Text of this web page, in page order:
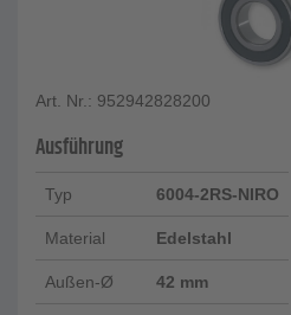
Art. Nr.: 952942828200
Ausführung
Typ 6004-2RS-NIRO
Material Edelstahl
Außen-Ø 42 mm